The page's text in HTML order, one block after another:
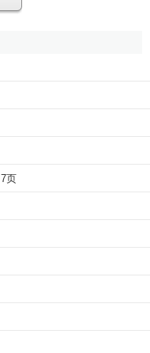
年代在米兰的大学学习
的母亲衣柜中不受流
洁服装，Miuccia
顺理成章。没有作特别
任了。当时的PRADA
Miuccia Prada将“传统
入情网，最后成为人生
。妻子以感悟力从事工
，互不侵犯各自的领
作伙伴，使PRADA除了
，一九八九年推出女
推出了
7页